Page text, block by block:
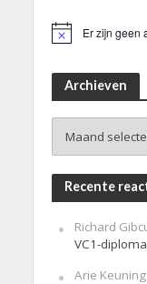
Er zijn geen
Archieven
Recente
Richard
VC1-
Arie Keuning